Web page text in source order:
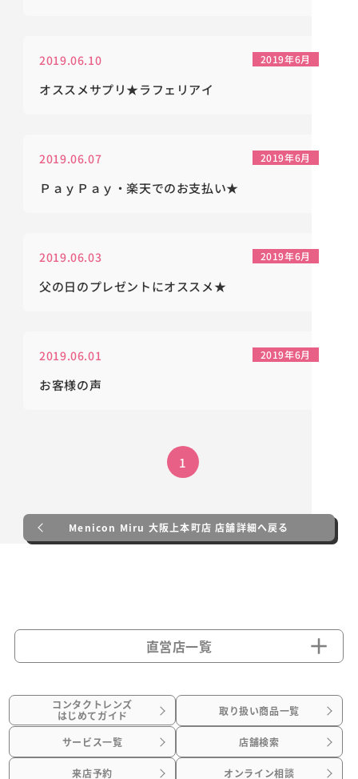
2019.06.10 2019年6月
オススメサプリ★ラフェリアイ
2019.06.07 2019年6月
ＰａｙＰａｙ・楽天でのお支払い★
2019.06.03 2019年6月
父の日のプレゼントにオススメ★
2019.06.01 2019年6月
お客様の声
1
Menicon Miru 大阪上本町店 店舗詳細へ戻る
直営店一覧
コンタクトレンズ
はじめてガイド 取り扱い商品一覧
サービス一覧 店舗検索
来店予約 オンライン相談